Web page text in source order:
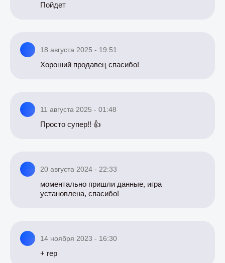
Пойдет
18 августа 2025 - 19:51
Хороший продавец спасибо!
11 августа 2025 - 01:48
Просто супер!! 👍
20 августа 2024 - 22:33
моментально пришли данные, игра
установлена, спасибо!
14 ноября 2023 - 16:30
+ rep